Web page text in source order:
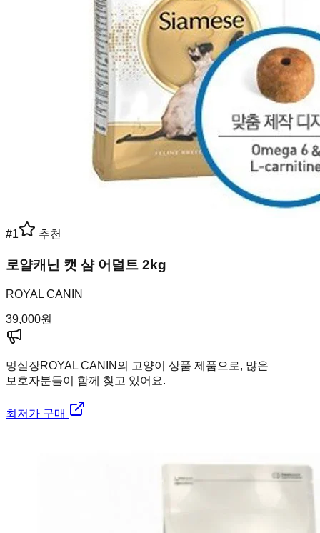
#1 추천
로얄캐닌 캣 샴 어덜트 2kg
ROYAL CANIN
39,000원
멍실장ROYAL CANIN의 고양이 상품 제품으로, 많은
보호자분들이 함께 찾고 있어요.
최저가 구매